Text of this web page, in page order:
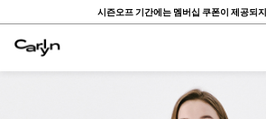
시즌오프 기간에는 멤버십 쿠폰이 제공되